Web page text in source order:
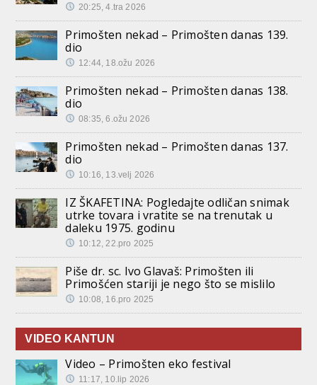
20:25, 4.tra 2026
Primošten nekad – Primošten danas 139.
dio
12:44, 18.ožu 2026
Primošten nekad – Primošten danas 138.
dio
08:35, 6.ožu 2026
Primošten nekad – Primošten danas 137.
dio
10:16, 13.velj 2026
IZ ŠKAFETINA: Pogledajte odličan snimak
utrke tovara i vratite se na trenutak u
daleku 1975. godinu
10:12, 22.pro 2025
Piše dr. sc. Ivo Glavaš: Primošten ili
Primošćen stariji je nego što se mislilo
10:08, 16.pro 2025
VIDEO KANTUN
Video – Primošten eko festival
11:17, 10.lip 2026